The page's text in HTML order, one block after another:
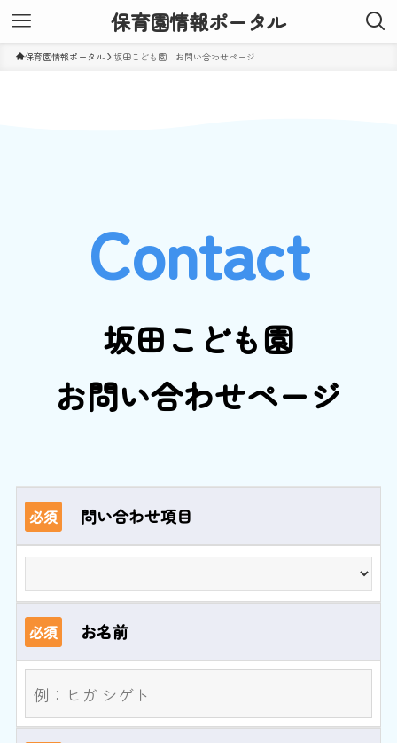
保育園情報ポータル
保育園情報ポータル 坂田こども園 お問い合わせページ
坂田こども園
お問い合わせページ
必須 問い合わせ項目
必須 お名前